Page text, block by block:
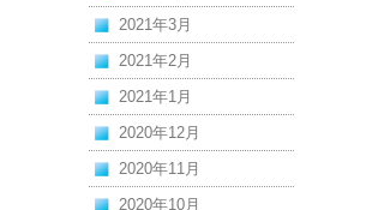
2021年3月
2021年2月
2021年1月
2020年12月
2020年11月
2020年10月